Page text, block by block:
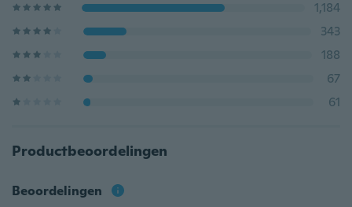
1,184
343
188
67
61
Productbeoordelingen
Beoordelingen